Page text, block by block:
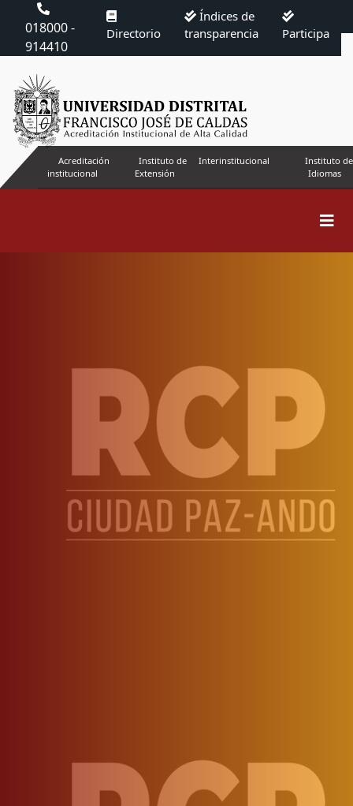
018000 -
914410
Directorio
Índices de
transparencia
Participa
Acreditación
institucional
Instituto de
Extensión
Interinstitucional
Instituto de
Idiomas